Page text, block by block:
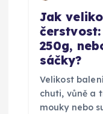
Jak
250g,
sáčky?
Velikost
chuti, vůně a
mouky nebo